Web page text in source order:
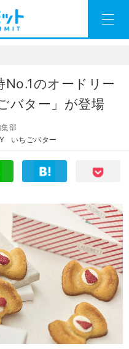
No.1のオードリー
バター」が登場
部
いちごバター